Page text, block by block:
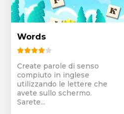
Words
Create parole di senso
compiuto in inglese
utilizzando le lettere che
avete sullo schermo.
Sarete...